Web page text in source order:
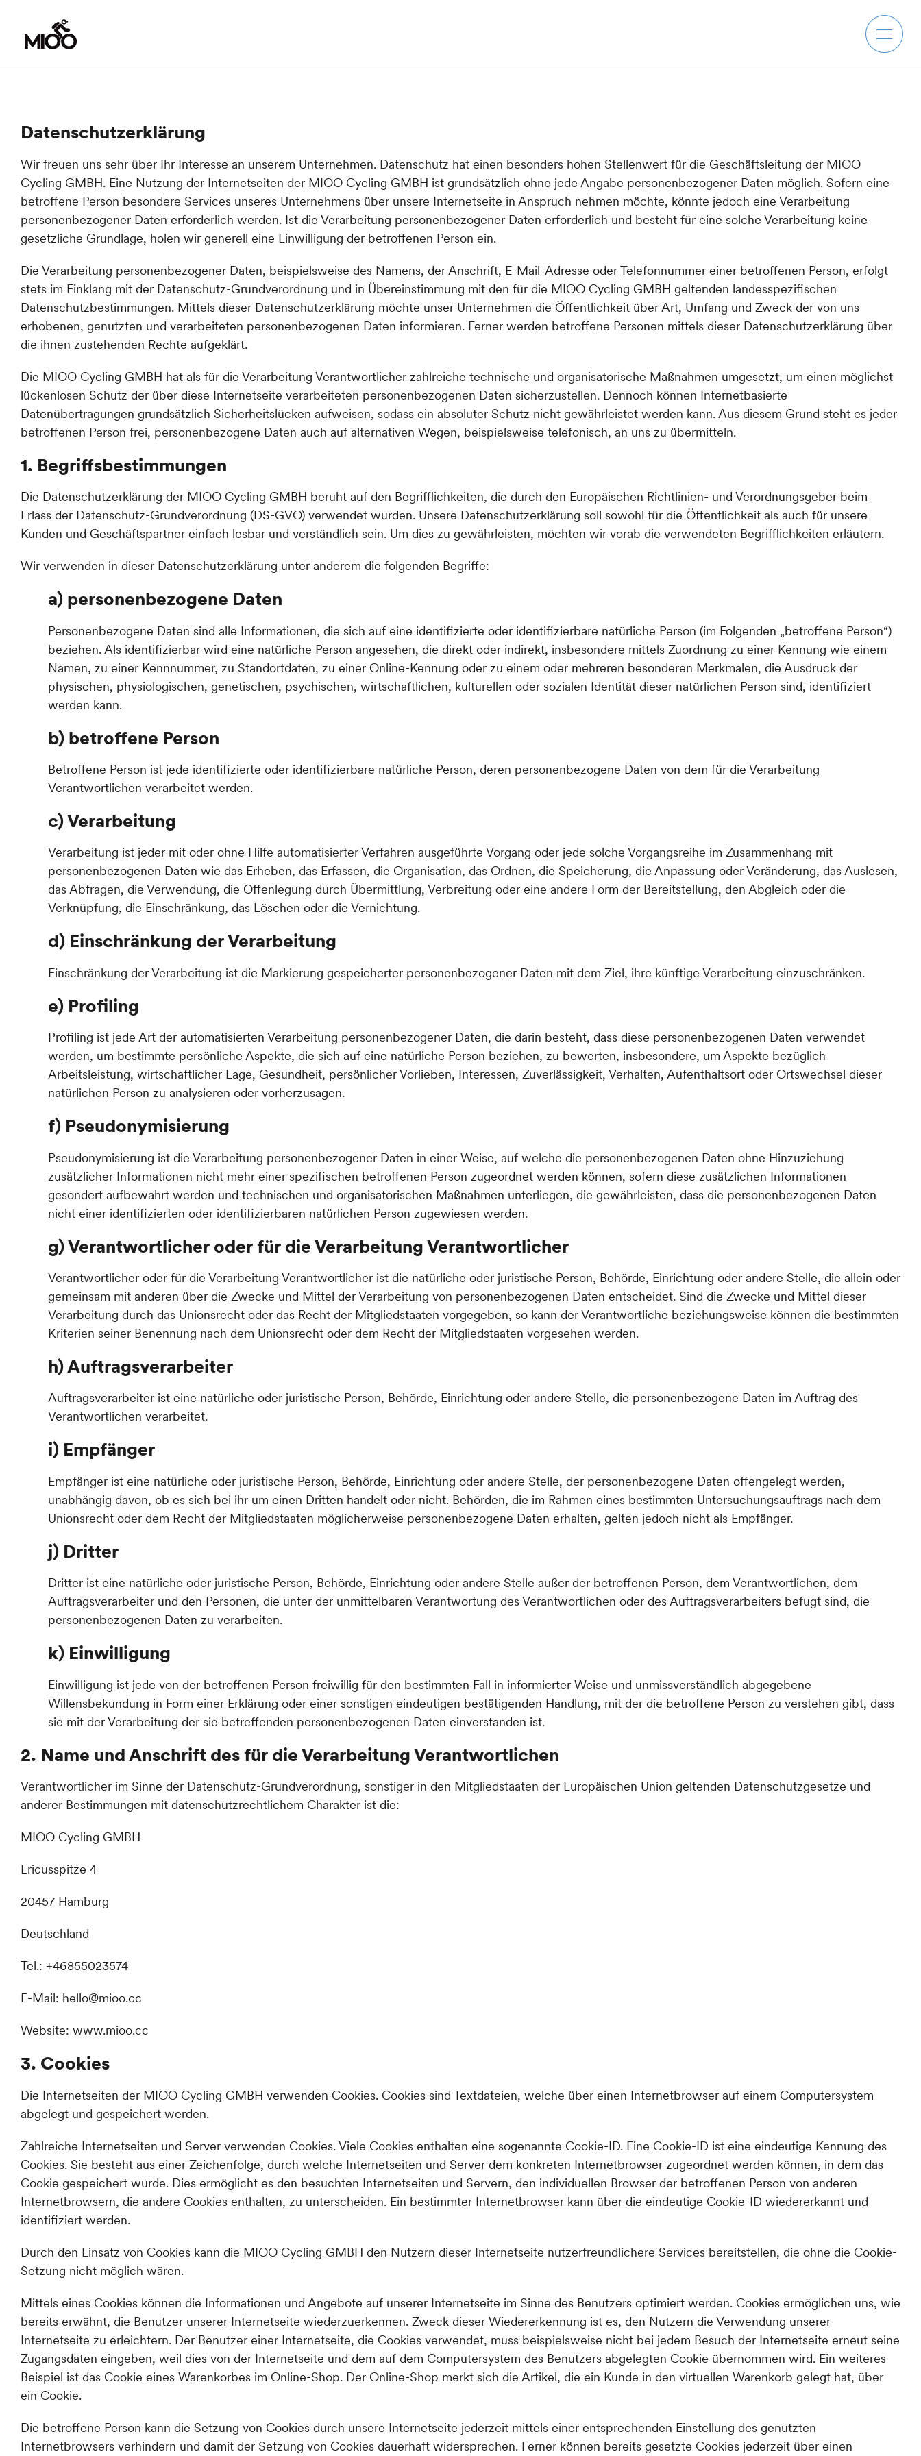
content
Datenschutzerklärung
Wir freuen uns sehr über Ihr Interesse an unserem Unternehmen. Datenschutz hat einen besonders hohen Stellenwert für die Geschäftsleitung der MIOO
Cycling GMBH. Eine Nutzung der Internetseiten der MIOO Cycling GMBH ist grundsätzlich ohne jede Angabe personenbezogener Daten möglich. Sofern eine
betroffene Person besondere Services unseres Unternehmens über unsere Internetseite in Anspruch nehmen möchte, könnte jedoch eine Verarbeitung
personenbezogener Daten erforderlich werden. Ist die Verarbeitung personenbezogener Daten erforderlich und besteht für eine solche Verarbeitung keine
gesetzliche Grundlage, holen wir generell eine Einwilligung der betroffenen Person ein.
Die Verarbeitung personenbezogener Daten, beispielsweise des Namens, der Anschrift, E-Mail-Adresse oder Telefonnummer einer betroffenen Person, erfolgt
stets im Einklang mit der Datenschutz-Grundverordnung und in Übereinstimmung mit den für die MIOO Cycling GMBH geltenden landesspezifischen
Datenschutzbestimmungen. Mittels dieser Datenschutzerklärung möchte unser Unternehmen die Öffentlichkeit über Art, Umfang und Zweck der von uns
erhobenen, genutzten und verarbeiteten personenbezogenen Daten informieren. Ferner werden betroffene Personen mittels dieser Datenschutzerklärung über
die ihnen zustehenden Rechte aufgeklärt.
Die MIOO Cycling GMBH hat als für die Verarbeitung Verantwortlicher zahlreiche technische und organisatorische Maßnahmen umgesetzt, um einen möglichst
lückenlosen Schutz der über diese Internetseite verarbeiteten personenbezogenen Daten sicherzustellen. Dennoch können Internetbasierte
Datenübertragungen grundsätzlich Sicherheitslücken aufweisen, sodass ein absoluter Schutz nicht gewährleistet werden kann. Aus diesem Grund steht es jeder
betroffenen Person frei, personenbezogene Daten auch auf alternativen Wegen, beispielsweise telefonisch, an uns zu übermitteln.
1. Begriffsbestimmungen
Die Datenschutzerklärung der MIOO Cycling GMBH beruht auf den Begrifflichkeiten, die durch den Europäischen Richtlinien- und Verordnungsgeber beim
Erlass der Datenschutz-Grundverordnung (DS-GVO) verwendet wurden. Unsere Datenschutzerklärung soll sowohl für die Öffentlichkeit als auch für unsere
Kunden und Geschäftspartner einfach lesbar und verständlich sein. Um dies zu gewährleisten, möchten wir vorab die verwendeten Begrifflichkeiten erläutern.
Wir verwenden in dieser Datenschutzerklärung unter anderem die folgenden Begriffe:
a) personenbezogene Daten
Personenbezogene Daten sind alle Informationen, die sich auf eine identifizierte oder identifizierbare natürliche Person (im Folgenden „betroffene Person“)
beziehen. Als identifizierbar wird eine natürliche Person angesehen, die direkt oder indirekt, insbesondere mittels Zuordnung zu einer Kennung wie einem
Namen, zu einer Kennnummer, zu Standortdaten, zu einer Online-Kennung oder zu einem oder mehreren besonderen Merkmalen, die Ausdruck der
physischen, physiologischen, genetischen, psychischen, wirtschaftlichen, kulturellen oder sozialen Identität dieser natürlichen Person sind, identifiziert
werden kann.
b) betroffene Person
Betroffene Person ist jede identifizierte oder identifizierbare natürliche Person, deren personenbezogene Daten von dem für die Verarbeitung
Verantwortlichen verarbeitet werden.
c) Verarbeitung
Verarbeitung ist jeder mit oder ohne Hilfe automatisierter Verfahren ausgeführte Vorgang oder jede solche Vorgangsreihe im Zusammenhang mit
personenbezogenen Daten wie das Erheben, das Erfassen, die Organisation, das Ordnen, die Speicherung, die Anpassung oder Veränderung, das Auslesen,
das Abfragen, die Verwendung, die Offenlegung durch Übermittlung, Verbreitung oder eine andere Form der Bereitstellung, den Abgleich oder die
Verknüpfung, die Einschränkung, das Löschen oder die Vernichtung.
d) Einschränkung der Verarbeitung
Einschränkung der Verarbeitung ist die Markierung gespeicherter personenbezogener Daten mit dem Ziel, ihre künftige Verarbeitung einzuschränken.
e) Profiling
Profiling ist jede Art der automatisierten Verarbeitung personenbezogener Daten, die darin besteht, dass diese personenbezogenen Daten verwendet
werden, um bestimmte persönliche Aspekte, die sich auf eine natürliche Person beziehen, zu bewerten, insbesondere, um Aspekte bezüglich
Arbeitsleistung, wirtschaftlicher Lage, Gesundheit, persönlicher Vorlieben, Interessen, Zuverlässigkeit, Verhalten, Aufenthaltsort oder Ortswechsel dieser
natürlichen Person zu analysieren oder vorherzusagen.
f) Pseudonymisierung
Pseudonymisierung ist die Verarbeitung personenbezogener Daten in einer Weise, auf welche die personenbezogenen Daten ohne Hinzuziehung
zusätzlicher Informationen nicht mehr einer spezifischen betroffenen Person zugeordnet werden können, sofern diese zusätzlichen Informationen
gesondert aufbewahrt werden und technischen und organisatorischen Maßnahmen unterliegen, die gewährleisten, dass die personenbezogenen Daten
nicht einer identifizierten oder identifizierbaren natürlichen Person zugewiesen werden.
g) Verantwortlicher oder für die Verarbeitung Verantwortlicher
Verantwortlicher oder für die Verarbeitung Verantwortlicher ist die natürliche oder juristische Person, Behörde, Einrichtung oder andere Stelle, die allein oder
gemeinsam mit anderen über die Zwecke und Mittel der Verarbeitung von personenbezogenen Daten entscheidet. Sind die Zwecke und Mittel dieser
Verarbeitung durch das Unionsrecht oder das Recht der Mitgliedstaaten vorgegeben, so kann der Verantwortliche beziehungsweise können die bestimmten
Kriterien seiner Benennung nach dem Unionsrecht oder dem Recht der Mitgliedstaaten vorgesehen werden.
h) Auftragsverarbeiter
Auftragsverarbeiter ist eine natürliche oder juristische Person, Behörde, Einrichtung oder andere Stelle, die personenbezogene Daten im Auftrag des
Verantwortlichen verarbeitet.
i) Empfänger
Empfänger ist eine natürliche oder juristische Person, Behörde, Einrichtung oder andere Stelle, der personenbezogene Daten offengelegt werden,
unabhängig davon, ob es sich bei ihr um einen Dritten handelt oder nicht. Behörden, die im Rahmen eines bestimmten Untersuchungsauftrags nach dem
Unionsrecht oder dem Recht der Mitgliedstaaten möglicherweise personenbezogene Daten erhalten, gelten jedoch nicht als Empfänger.
j) Dritter
Dritter ist eine natürliche oder juristische Person, Behörde, Einrichtung oder andere Stelle außer der betroffenen Person, dem Verantwortlichen, dem
Auftragsverarbeiter und den Personen, die unter der unmittelbaren Verantwortung des Verantwortlichen oder des Auftragsverarbeiters befugt sind, die
personenbezogenen Daten zu verarbeiten.
k) Einwilligung
Einwilligung ist jede von der betroffenen Person freiwillig für den bestimmten Fall in informierter Weise und unmissverständlich abgegebene
Willensbekundung in Form einer Erklärung oder einer sonstigen eindeutigen bestätigenden Handlung, mit der die betroffene Person zu verstehen gibt, dass
sie mit der Verarbeitung der sie betreffenden personenbezogenen Daten einverstanden ist.
2. Name und Anschrift des für die Verarbeitung Verantwortlichen
Verantwortlicher im Sinne der Datenschutz-Grundverordnung, sonstiger in den Mitgliedstaaten der Europäischen Union geltenden Datenschutzgesetze und
anderer Bestimmungen mit datenschutzrechtlichem Charakter ist die:
MIOO Cycling GMBH
Ericusspitze 4
20457 Hamburg
Deutschland
Tel.: +46855023574
E-Mail: hello@mioo.cc
Website: www.mioo.cc
3. Cookies
Die Internetseiten der MIOO Cycling GMBH verwenden Cookies. Cookies sind Textdateien, welche über einen Internetbrowser auf einem Computersystem
abgelegt und gespeichert werden.
Zahlreiche Internetseiten und Server verwenden Cookies. Viele Cookies enthalten eine sogenannte Cookie-ID. Eine Cookie-ID ist eine eindeutige Kennung des
Cookies. Sie besteht aus einer Zeichenfolge, durch welche Internetseiten und Server dem konkreten Internetbrowser zugeordnet werden können, in dem das
Cookie gespeichert wurde. Dies ermöglicht es den besuchten Internetseiten und Servern, den individuellen Browser der betroffenen Person von anderen
Internetbrowsern, die andere Cookies enthalten, zu unterscheiden. Ein bestimmter Internetbrowser kann über die eindeutige Cookie-ID wiedererkannt und
identifiziert werden.
Durch den Einsatz von Cookies kann die MIOO Cycling GMBH den Nutzern dieser Internetseite nutzerfreundlichere Services bereitstellen, die ohne die Cookie-
Setzung nicht möglich wären.
Mittels eines Cookies können die Informationen und Angebote auf unserer Internetseite im Sinne des Benutzers optimiert werden. Cookies ermöglichen uns, wie
bereits erwähnt, die Benutzer unserer Internetseite wiederzuerkennen. Zweck dieser Wiedererkennung ist es, den Nutzern die Verwendung unserer
Internetseite zu erleichtern. Der Benutzer einer Internetseite, die Cookies verwendet, muss beispielsweise nicht bei jedem Besuch der Internetseite erneut seine
Zugangsdaten eingeben, weil dies von der Internetseite und dem auf dem Computersystem des Benutzers abgelegten Cookie übernommen wird. Ein weiteres
Beispiel ist das Cookie eines Warenkorbes im Online-Shop. Der Online-Shop merkt sich die Artikel, die ein Kunde in den virtuellen Warenkorb gelegt hat, über
ein Cookie.
Die betroffene Person kann die Setzung von Cookies durch unsere Internetseite jederzeit mittels einer entsprechenden Einstellung des genutzten
Internetbrowsers verhindern und damit der Setzung von Cookies dauerhaft widersprechen. Ferner können bereits gesetzte Cookies jederzeit über einen